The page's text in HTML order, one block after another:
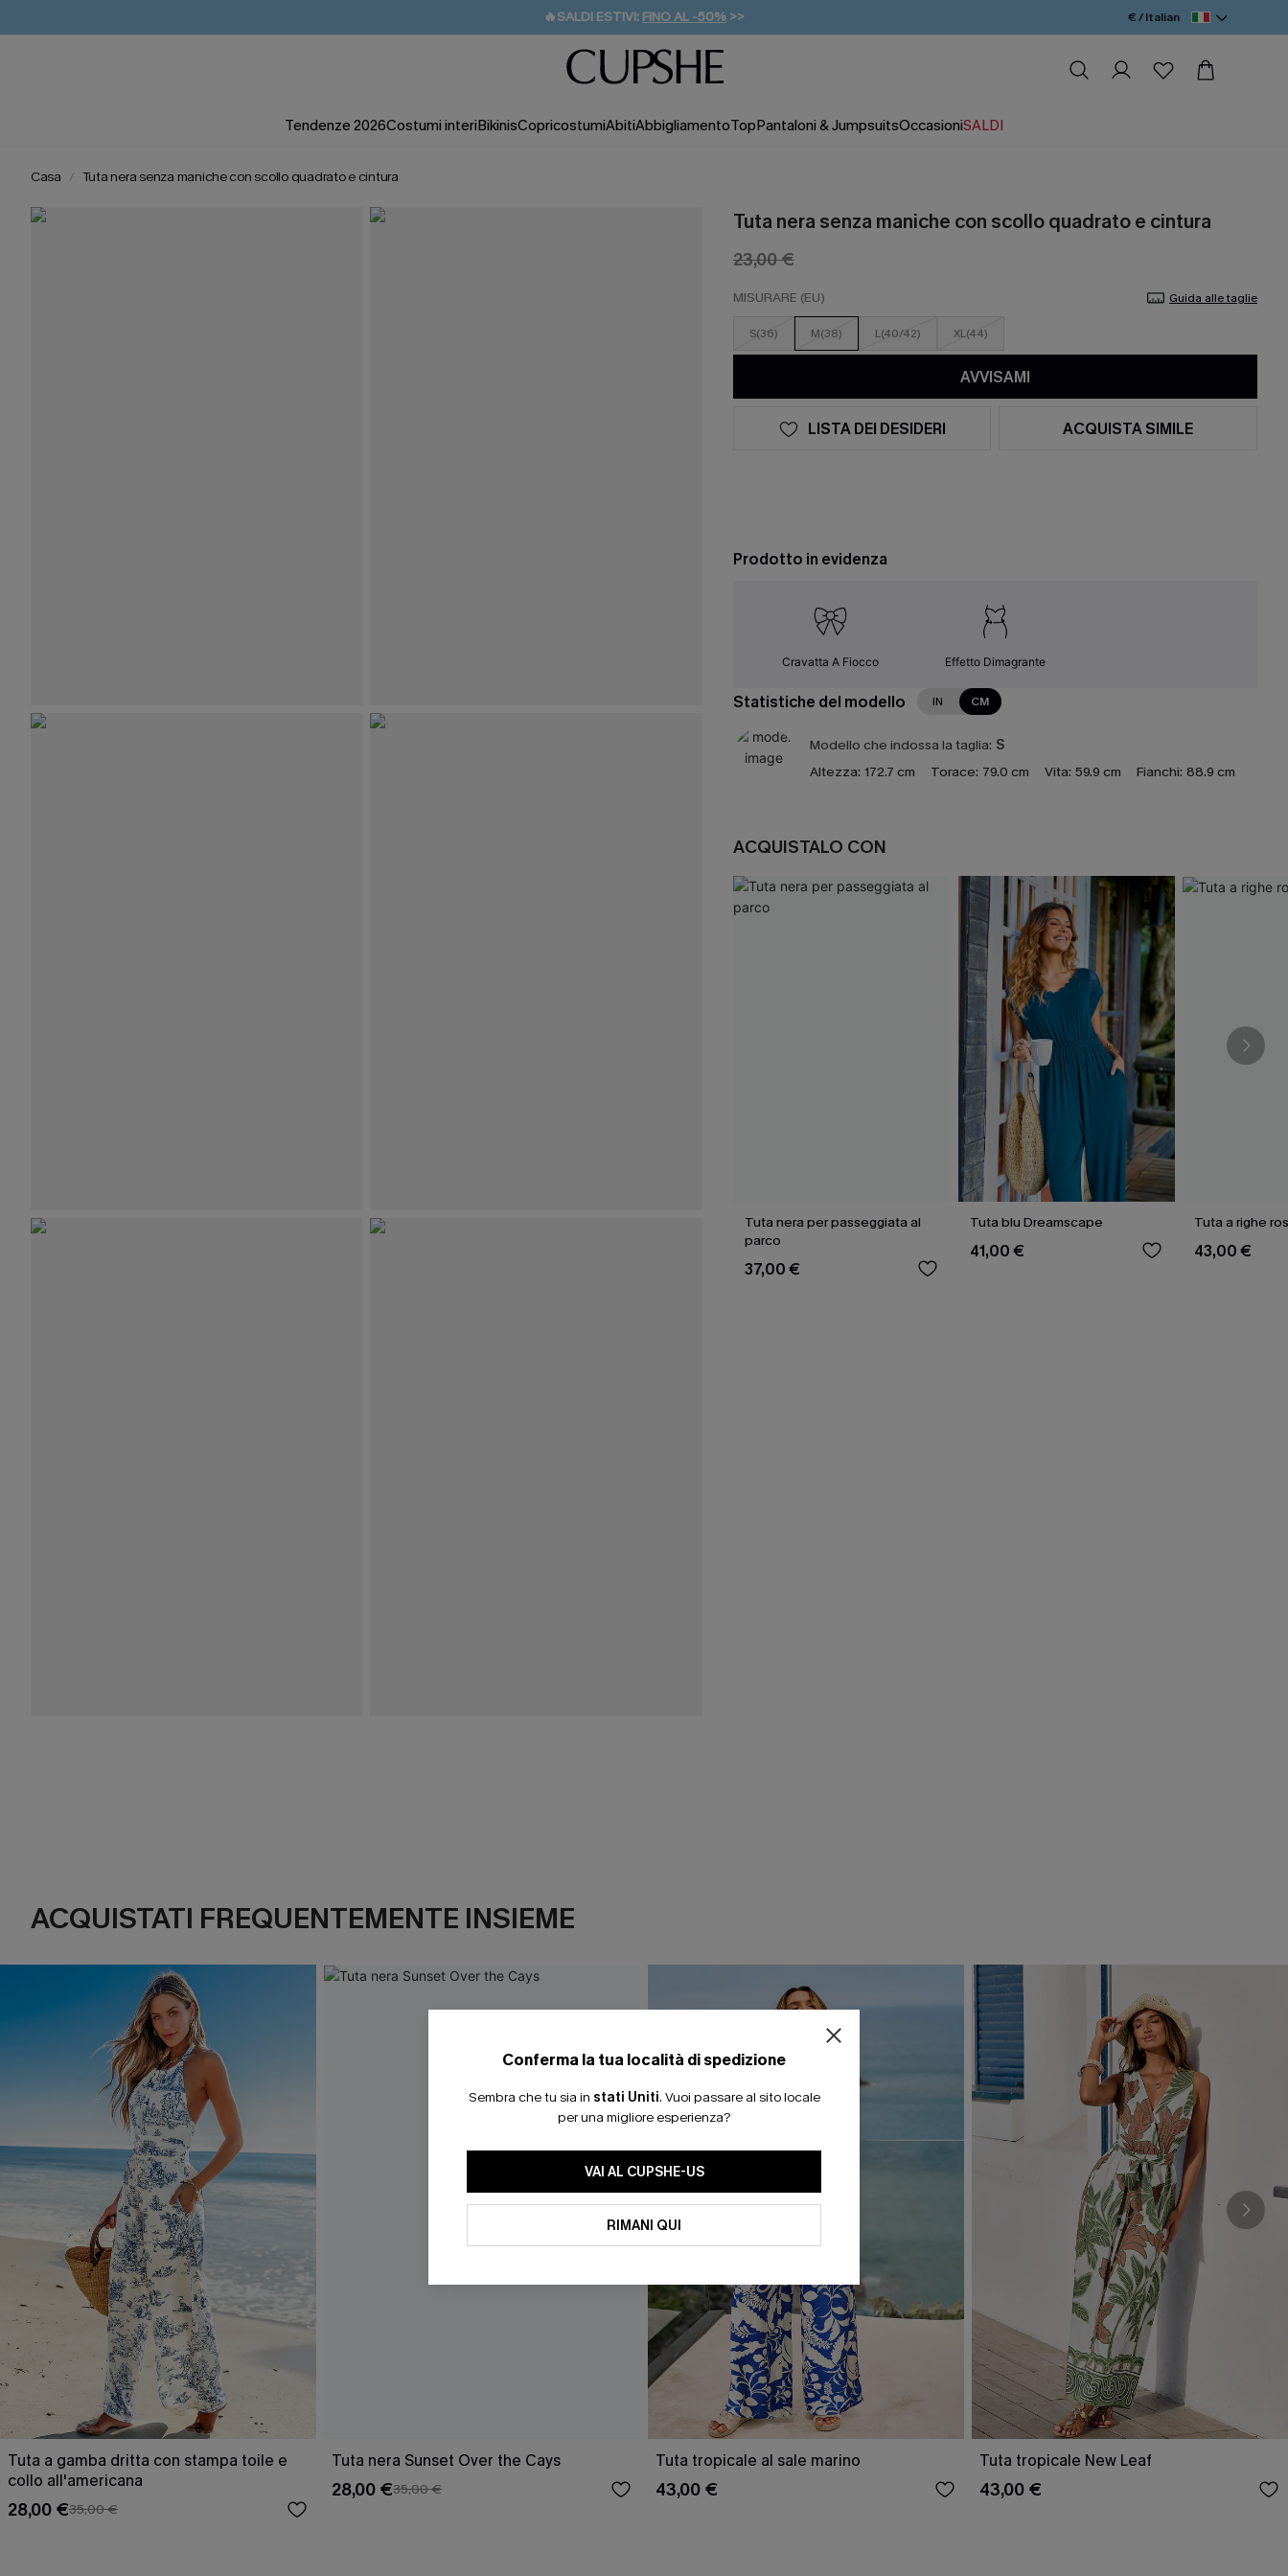
🔥SALDI ESTIVI: FINO AL -50% >>
🚚SPEDIZIONE GRATUITA DA 49€
💌REGALO PER I NUOVI: 20% DI SCONTO*
€ / Italian
Tendenze 2026Costumi interiBikinisCopricostumiAbitiAbbigliamentoTopPantaloni & JumpsuitsOccasioniSALDI
Casa Tuta nera senza maniche con scollo quadrato e cintura
Tuta nera senza maniche con scollo quadrato e cintura
23,00 €
MISURARE (EU) Guida alle taglie
S(36) M(38) L(40/42) XL(44)
AVVISAMI
LISTA DEI DESIDERI ACQUISTA SIMILE
Prodotto in evidenza
Cravatta A Fiocco Effetto Dimagrante
Statistiche del modello IN CM
Modello che indossa la taglia: S
Altezza: 172.7 cm Torace: 79.0 cm Vita: 59.9 cm Fianchi: 88.9 cm
ACQUISTALO CON
Tuta nera per passeggiata al
parco
37,00 €
Tuta blu Dreamscape
41,00 €
Tuta a righe
43,00 €
ACQUISTATI FREQUENTEMENTE INSIEME
Tuta a gamba dritta con stampa toile e
collo all'americana
28,00 €35,00 €
Tuta nera Sunset Over the Cays
28,00 €35,00 €
Tuta tropicale al sale marino
43,00 €
Tuta tropicale New Leaf
43,00 €
Conferma la tua località di spedizione
Sembra che tu sia in stati Uniti. Vuoi passare al sito locale
per una migliore esperienza?
VAI AL CUPSHE-US
RIMANI QUI